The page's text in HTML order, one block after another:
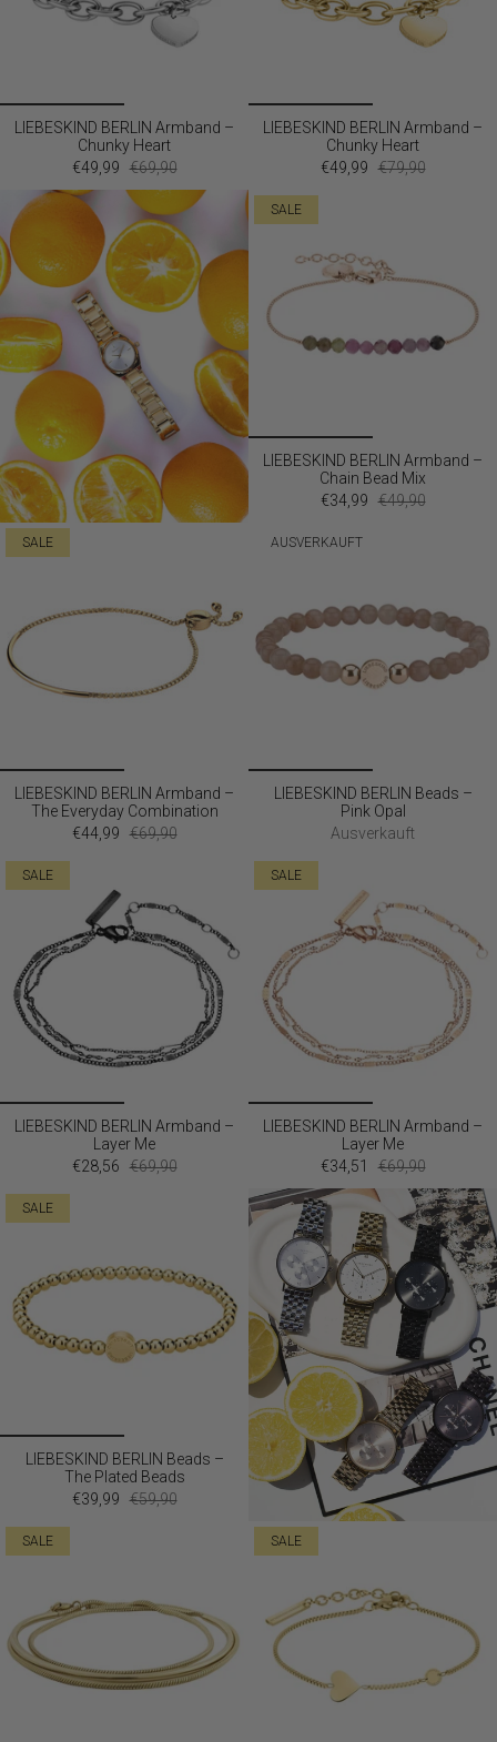
LIEBESKIND BERLIN Armband –
Chunky Heart
€49,99 €69,90
LIEBESKIND BERLIN Armband –
Chunky Heart
€49,99 €79,90
SALE
LIEBESKIND BERLIN Armband –
Chain Bead Mix
€34,99 €49,90
SALE
LIEBESKIND BERLIN Armband –
The Everyday Combination
€44,99 €69,90
AUSVERKAUFT
LIEBESKIND BERLIN Beads –
Pink Opal
Ausverkauft
SALE
LIEBESKIND BERLIN Armband –
Layer Me
€28,56 €69,90
SALE
LIEBESKIND BERLIN Armband –
Layer Me
€34,51
€69,90
SALE
LIEBESKIND BERLIN Beads –
The Plated Beads
€39,99 €59,90
SALE SALE